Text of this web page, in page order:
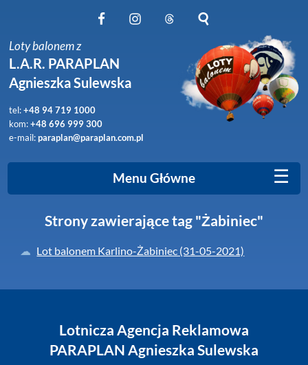
Obserwuj nas na Instagram
Obserwuj nas na Threads
Szukaj na stronie
Loty balonem z
L.A.R. PARAPLAN
Agnieszka Sulewska
tel:+48 94 719 1000
kom:+48 696 999 300
e-mail:paraplan@paraplan.com.pl
Menu Główne ☰
Strony zawierające tag "Żabiniec"
Lot balonem Karlino-Żabiniec (31-05-2021)
Lotnicza Agencja Reklamowa
PARAPLAN Agnieszka Sulewska